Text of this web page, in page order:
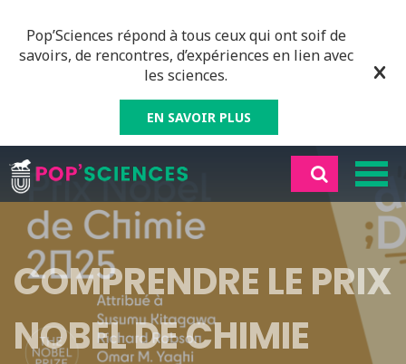
Pop’Sciences répond à tous ceux qui ont soif de
savoirs, de rencontres, d’expériences en lien avec
les sciences.
EN SAVOIR PLUS
COMPRENDRE LE PRIX
NOBEL DE CHIMIE